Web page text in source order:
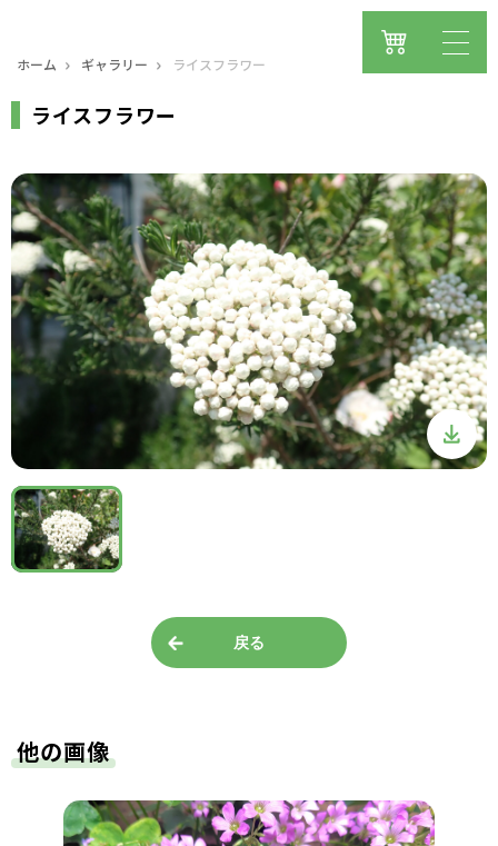
ホーム ギャラリー ライスフラワー
ライスフラワー
戻る
他の画像